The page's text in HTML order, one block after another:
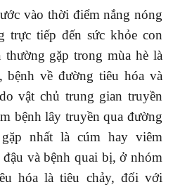
vào thời điểm nắng nóng
trực tiếp đến sức khỏe con
gặp trong mùa hè là
bệnh về đường tiêu hóa và
vật chủ trung gian truyền
bệnh lây truyền qua đường
nhất là cúm hay viêm
và bệnh quai bị, ở nhóm
hóa là tiêu chảy, đối với